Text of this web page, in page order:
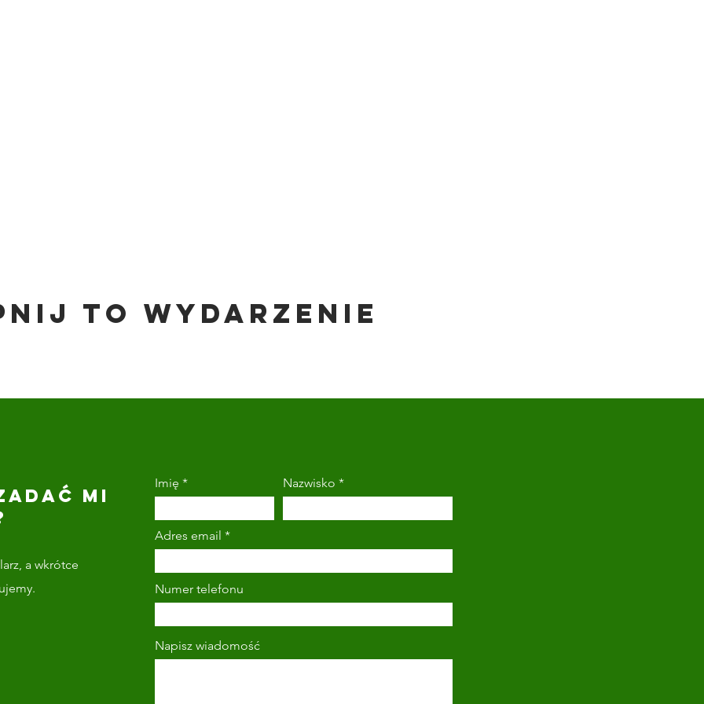
to wydarzenie
MI
a wkrótce
Imię Nazwisko
Adres email
Numer telefonu
Napisz wiadomość